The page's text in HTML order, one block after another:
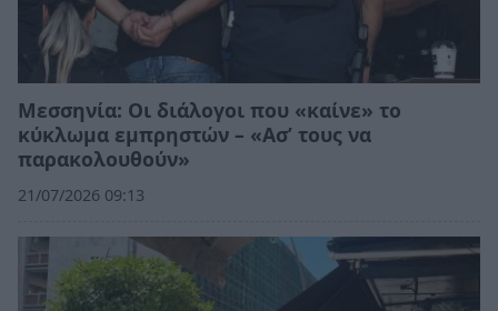
Μεσσηνία: Οι διάλογοι που «καίνε» το
κύκλωμα εμπρηστών – «Ασ’ τους να
παρακολουθούν»
21/07/2026 09:13